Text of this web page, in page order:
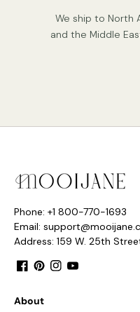
We ship to North
and the Middle
Phone: +1 800-770-1693
Email:
Address: 159 W. 25th
About